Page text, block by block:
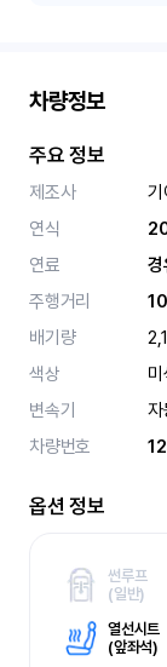
차량정보
주요 정보
제조사
기
연식
연료
경
주행거리
배기량
색상
미
변속기
자
차량번호
옵션 정보
썬루프
(일반)
열선시트
(앞좌석)